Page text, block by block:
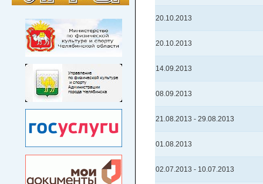
20.10.2013
20.10.2013
14.09.2013
08.09.2013
21.08.2013 - 29.08.2013
01.08.2013
02.07.2013 - 10.07.2013